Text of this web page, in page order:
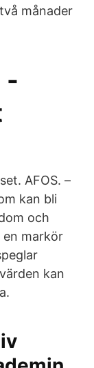
månader
-
AFOS. –
kan bli
och
en markör
kan